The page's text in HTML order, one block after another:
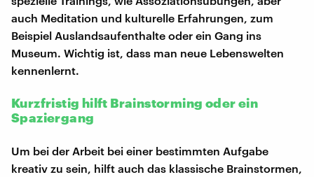
auch Meditation und kulturelle Erfahrungen, zum
Beispiel Auslandsaufenthalte oder ein Gang ins
Museum. Wichtig ist, dass man neue Lebenswelten
kennenlernt.
Kurzfristig hilft Brainstorming oder ein
Spaziergang
Um bei der Arbeit bei einer bestimmten Aufgabe
kreativ zu sein, hilft auch das klassische Brainstormen,